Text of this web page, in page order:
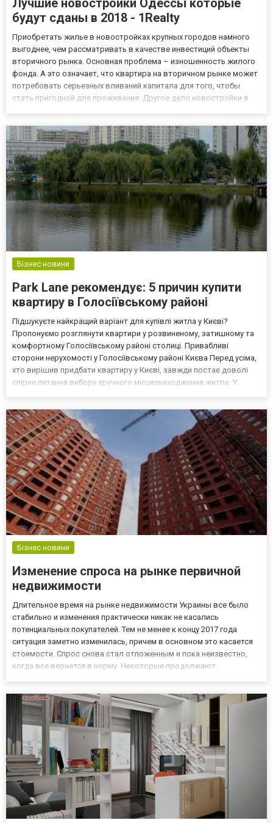
Лучшие новостройки Одессы которые
будут сданы в 2018 - 1Realty
Приобретать жилье в новостройках крупных городов намного
выгоднее, чем рассматривать в качестве инвестиций объекты
вторичного рынка. Основная проблема – изношенность жилого
фонда. А это означает, что квартира на вторичном рынке может
потребовать серьезных вливаний капитала для того, чтобы
стать пригодной для проживания. Другое дело новостройки в
Бізнес новини
Park Lane рекомендує: 5 причин купити
квартиру в Голосіївському районі
Підшукуєте найкращий варіант для купівлі житла у Києві?
Пропонуємо розглянути квартири у розвиненому, затишному та
комфортному Голосіївському районі столиці. Привабливі
сторони нерухомості у Голосіївському районі Києва Перед усіма,
хто вирішив придбати квартиру у Києві, завжди постає доволі
спірне питання вибору зручного місцезнаходження житла. У
Бізнес новини
Изменение спроса на рынке первичной
недвижимости
Длительное время на рынке недвижимости Украины все было
стабильно и изменения практически никак не касались
потенциальных покупателей. Тем не менее к концу 2017 года
ситуация заметно изменилась, причем в основном это касается
стоимости. Спрос снова стал отложенным и пока неизвестно,
когда все вернется в норму. Некоторые продолжают
покупателей в дальней...